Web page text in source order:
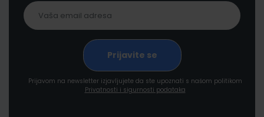
Prijavom na newsletter izjavljujete da ste upoznati s našom politikom
Privatnosti i sigurnosti podataka